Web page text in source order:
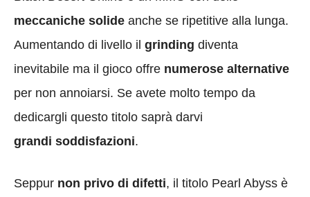
meccaniche solide anche se ripetitive alla lunga.
Aumentando di livello il grinding diventa
inevitabile ma il gioco offre numerose alternative
per non annoiarsi. Se avete molto tempo da
dedicargli questo titolo saprà darvi
grandi soddisfazioni.
Seppur non privo di difetti, il titolo Pearl Abyss è